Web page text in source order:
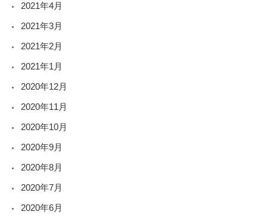
2021年4月
2021年3月
2021年2月
2021年1月
2020年12月
2020年11月
2020年10月
2020年9月
2020年8月
2020年7月
2020年6月